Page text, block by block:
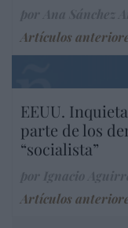
Artículos
EEUU.
parte de los
“socialista”
Artículos